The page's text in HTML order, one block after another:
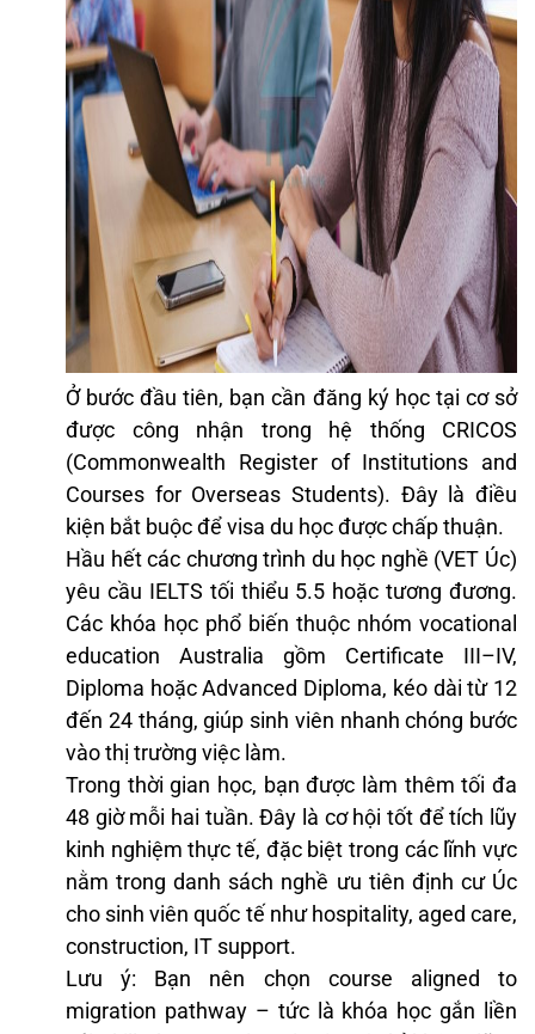
Ở bước đầu tiên, bạn cần đăng ký học tại cơ sở
được công nhận trong hệ thống CRICOS
(Commonwealth Register of Institutions and
Courses for Overseas Students). Đây là điều
kiện bắt buộc để visa du học được chấp thuận.
Hầu hết các chương trình du học nghề (VET Úc)
yêu cầu IELTS tối thiểu 5.5 hoặc tương đương.
Các khóa học phổ biến thuộc nhóm vocational
education Australia gồm Certificate III–IV,
Diploma hoặc Advanced Diploma, kéo dài từ 12
đến 24 tháng, giúp sinh viên nhanh chóng bước
vào thị trường việc làm.
Trong thời gian học, bạn được làm thêm tối đa
48 giờ mỗi hai tuần. Đây là cơ hội tốt để tích lũy
kinh nghiệm thực tế, đặc biệt trong các lĩnh vực
nằm trong danh sách nghề ưu tiên định cư Úc
cho sinh viên quốc tế như hospitality, aged care,
construction, IT support.
Lưu ý: Bạn nên chọn course aligned to
migration pathway – tức là khóa học gắn liền